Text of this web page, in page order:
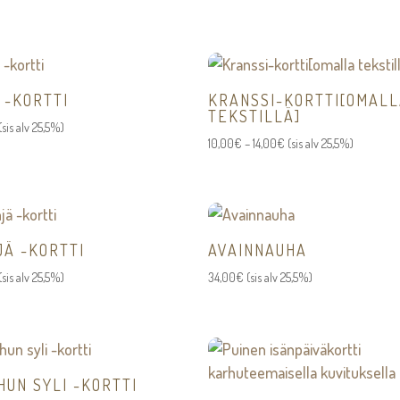
KORTTI
(sis alv 25,5%)
KRANSSI-
TEKSTILLÄ]
10,00€ –14,00€ Hintaluokka:
14,00€
(sis alv 25,5%)
-KORTTI
(sis alv 25,5%)
AVAINNAUHA
34,00€ (sis alv 25,5%)
SYLI -KORTTI